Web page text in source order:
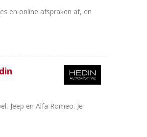
en online afspraken af, en
Jeep en Alfa Romeo. Je